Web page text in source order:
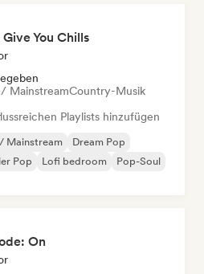
You Chills
MainstreamCountry-Musik
Playlists hinzufügen
Mainstream
Dream Pop
Pop Lofi bedroom
Pop-Soul
On